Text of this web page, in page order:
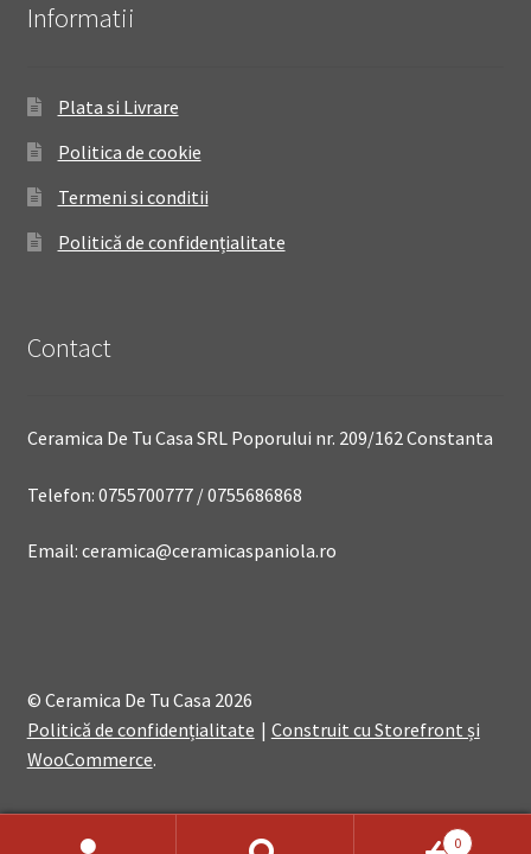
Informatii
Plata si Livrare
Politica de cookie
Termeni si conditii
Politică de confidențialitate
Contact
Ceramica De Tu Casa SRL Poporului nr. 209/162 Constanta
Telefon: 0755700777 / 0755686868
Email: ceramica@ceramicaspaniola.ro
© Ceramica De Tu Casa 2026
Politică de confidențialitate
Construit cu Storefront și
WooCommerce.
0